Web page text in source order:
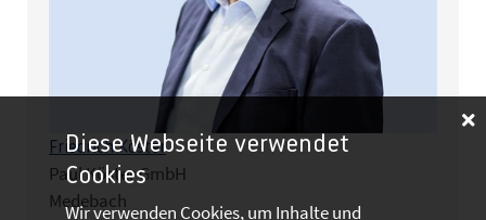
Friedrich Köster
Paul Köster GmbH
Medebach
Diese Webseite verwendet
Cookies
Wir verwenden Cookies, um Inhalte und